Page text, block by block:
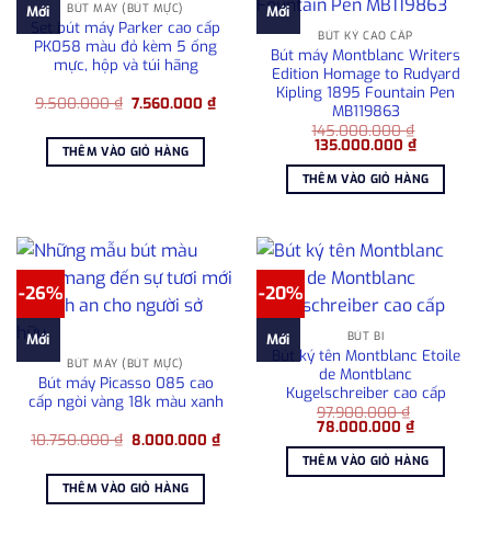
Mới BÚT MÁY (BÚT MỰC)
Set bút máy Parker cao cấp
PK058 màu đỏ kèm 5 ống
mực, hộp và túi hãng
9.500.000₫ Giá
9.500.000 ₫.
7.560.000₫Giá
hiện
THÊM VÀO GIỎ HÀNG
Mới
BÚT KÝ CAO CẤP
Bút máy Montblanc Writers
Edition Homage to Rudyard
Kipling 1895 Fountain Pen
MB119863
145.000.000₫
Giá
là:
145.000.000 ₫.
135.000.000 ₫Giá
hiện
tại
là:
THÊM VÀO GIỎ HÀNG
-26%
Mới
BÚT MÁY (BÚT MỰC)
Bút máy Picasso 085 cao
cấp ngòi vàng 18k màu xanh
10.750.000₫ Giá
10.750.000 ₫.
8.000.000₫Giá
THÊM VÀO GIỎ HÀNG
-20%
Mới BÚT BI
Bút ký tên Montblanc Etoile
de Montblanc
Kugelschreiber cao cấp
97.900.000₫
Giá
là:
97.900.000 ₫.
78.000.000 ₫Giá
tại
là:
THÊM VÀO GIỎ HÀNG